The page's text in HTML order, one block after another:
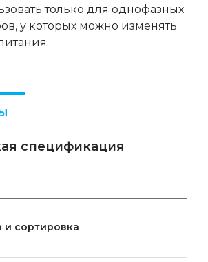
только для однофазных
у которых можно изменять
спецификация
и сортировка